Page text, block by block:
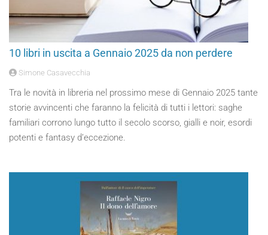
10 libri in uscita a Gennaio 2025 da non perdere
Simone Casavecchia
Tra le novità in libreria nel prossimo mese di Gennaio 2025 tante
storie avvincenti che faranno la felicità di tutti i lettori: saghe
familiari corrono lungo tutto il secolo scorso, gialli e noir, esordi
potenti e fantasy d’eccezione.